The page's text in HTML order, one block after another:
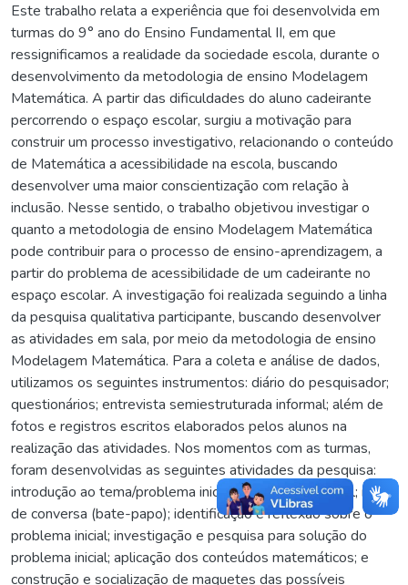
Este trabalho relata a experiência que foi desenvolvida em
turmas do 9° ano do Ensino Fundamental II, em que
ressignificamos a realidade da sociedade escola, durante o
desenvolvimento da metodologia de ensino Modelagem
Matemática. A partir das dificuldades do aluno cadeirante
percorrendo o espaço escolar, surgiu a motivação para
construir um processo investigativo, relacionando o conteúdo
de Matemática a acessibilidade na escola, buscando
desenvolver uma maior conscientização com relação à
inclusão. Nesse sentido, o trabalho objetivou investigar o
quanto a metodologia de ensino Modelagem Matemática
pode contribuir para o processo de ensino-aprendizagem, a
partir do problema de acessibilidade de um cadeirante no
espaço escolar. A investigação foi realizada seguindo a linha
da pesquisa qualitativa participante, buscando desenvolver
as atividades em sala, por meio da metodologia de ensino
Modelagem Matemática. Para a coleta e análise de dados,
utilizamos os seguintes instrumentos: diário do pesquisador;
questionários; entrevista semiestruturada informal; além de
fotos e registros escritos elaborados pelos alunos na
realização das atividades. Nos momentos com as turmas,
foram desenvolvidas as seguintes atividades da pesquisa:
introdução ao tema/problema inicial; vídeo motivacional; roda
de conversa (bate-papo); identificação e reflexão sobre o
problema inicial; investigação e pesquisa para solução do
problema inicial; aplicação dos conteúdos matemáticos; e
construção e socialização de maquetes das possíveis